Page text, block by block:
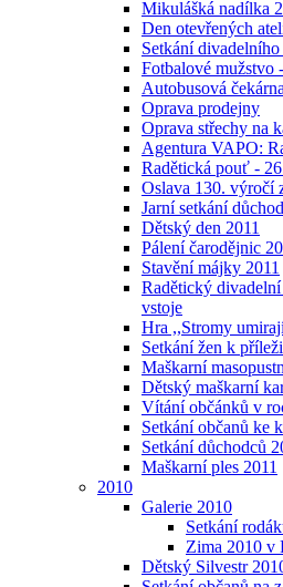
Mikulášká nadílka
Den otevřených
Setkání
Fotbalové mužstvo
Autobusová
Oprava prodejny
Oprava střechy na
Agentura VAPO:
Radětická pouť -
Oslava 130. výročí
Jarní setkání
Dětský den 2011
Pálení čarodějnic
Stavění májky 2011
Radětický
vstoje
Hra ,,Stromy
Setkání žen k
Maškarní
Dětský maškarní
Vítání občánků v
Setkání občanů ke
Setkání důchodců
Maškarní ples 2011
2010
Galerie 2010
Setkání
Zima 2010 v
Dětský Silvestr